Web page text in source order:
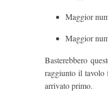
Maggior
Maggior
Basterebbero
raggiunto il tavolo
arrivato primo.